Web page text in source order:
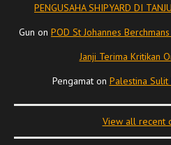
PENGUSAHA SHIPYARD DI
Gun on POD St Johannes
Janji Terima Kritikan
Pengamaton Palestina
View all recent